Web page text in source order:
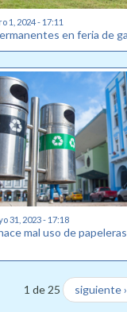
1, 2024 - 17:11
en feria de
31, 2023 - 17:18
mal uso de
1 de 25 siguiente ›